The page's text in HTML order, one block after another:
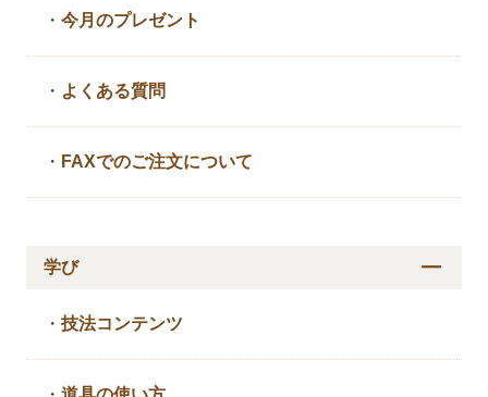
・今月のプレゼント
・ よくある質問
・ FAXでのご注文について
学び
・技法コンテンツ